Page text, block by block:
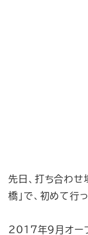
先日、打ち合わせ
橋」で、初めて行
2017年9月オー